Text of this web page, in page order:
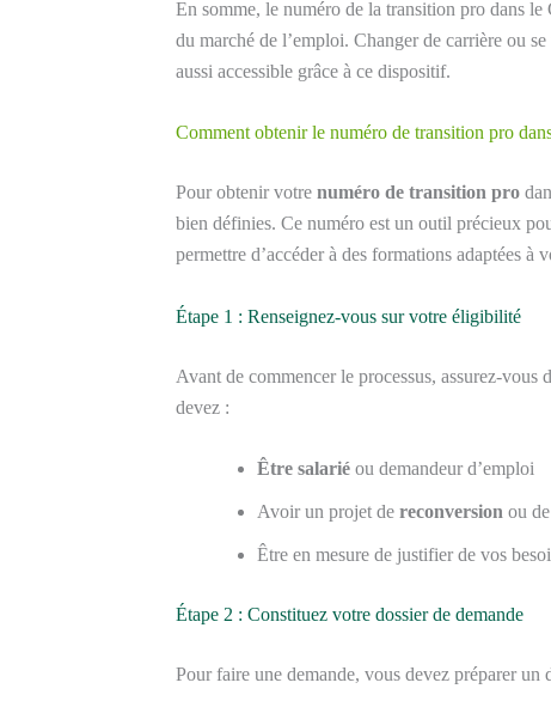
En somme, le numéro de la transition pro dans le
du marché de l’emploi. Changer de carrière ou
aussi accessible grâce à ce dispositif.
Comment obtenir le numéro de transition pro
Pour obtenir votre numéro de transition pro
bien définies. Ce numéro est un outil précieux
permettre d’accéder à des formations adaptées à
Étape 1 : Renseignez-vous sur votre éligibilité
Avant de commencer le processus, assurez-
devez :
Être salarié ou demandeur d’emploi
Avoir un projet de reconversion ou
Être en mesure de justifier de vos
Étape 2 : Constituez votre dossier de demande
Pour faire une demande, vous devez préparer un